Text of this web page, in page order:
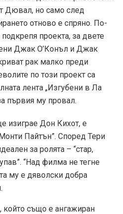
Дювал, но само след
отново е спряно. По-
проекта, за двете
Джак О’Конъл и Джак
рак малко преди
по този проект са
лента „Изгубени в Ла
първия му провал.
изиграе Дон Кихот, е
Пайтън”. Според Тери
за ролята – “стар,
“Над филма не тегне
му е дяволски добра
, който също е ангажиран